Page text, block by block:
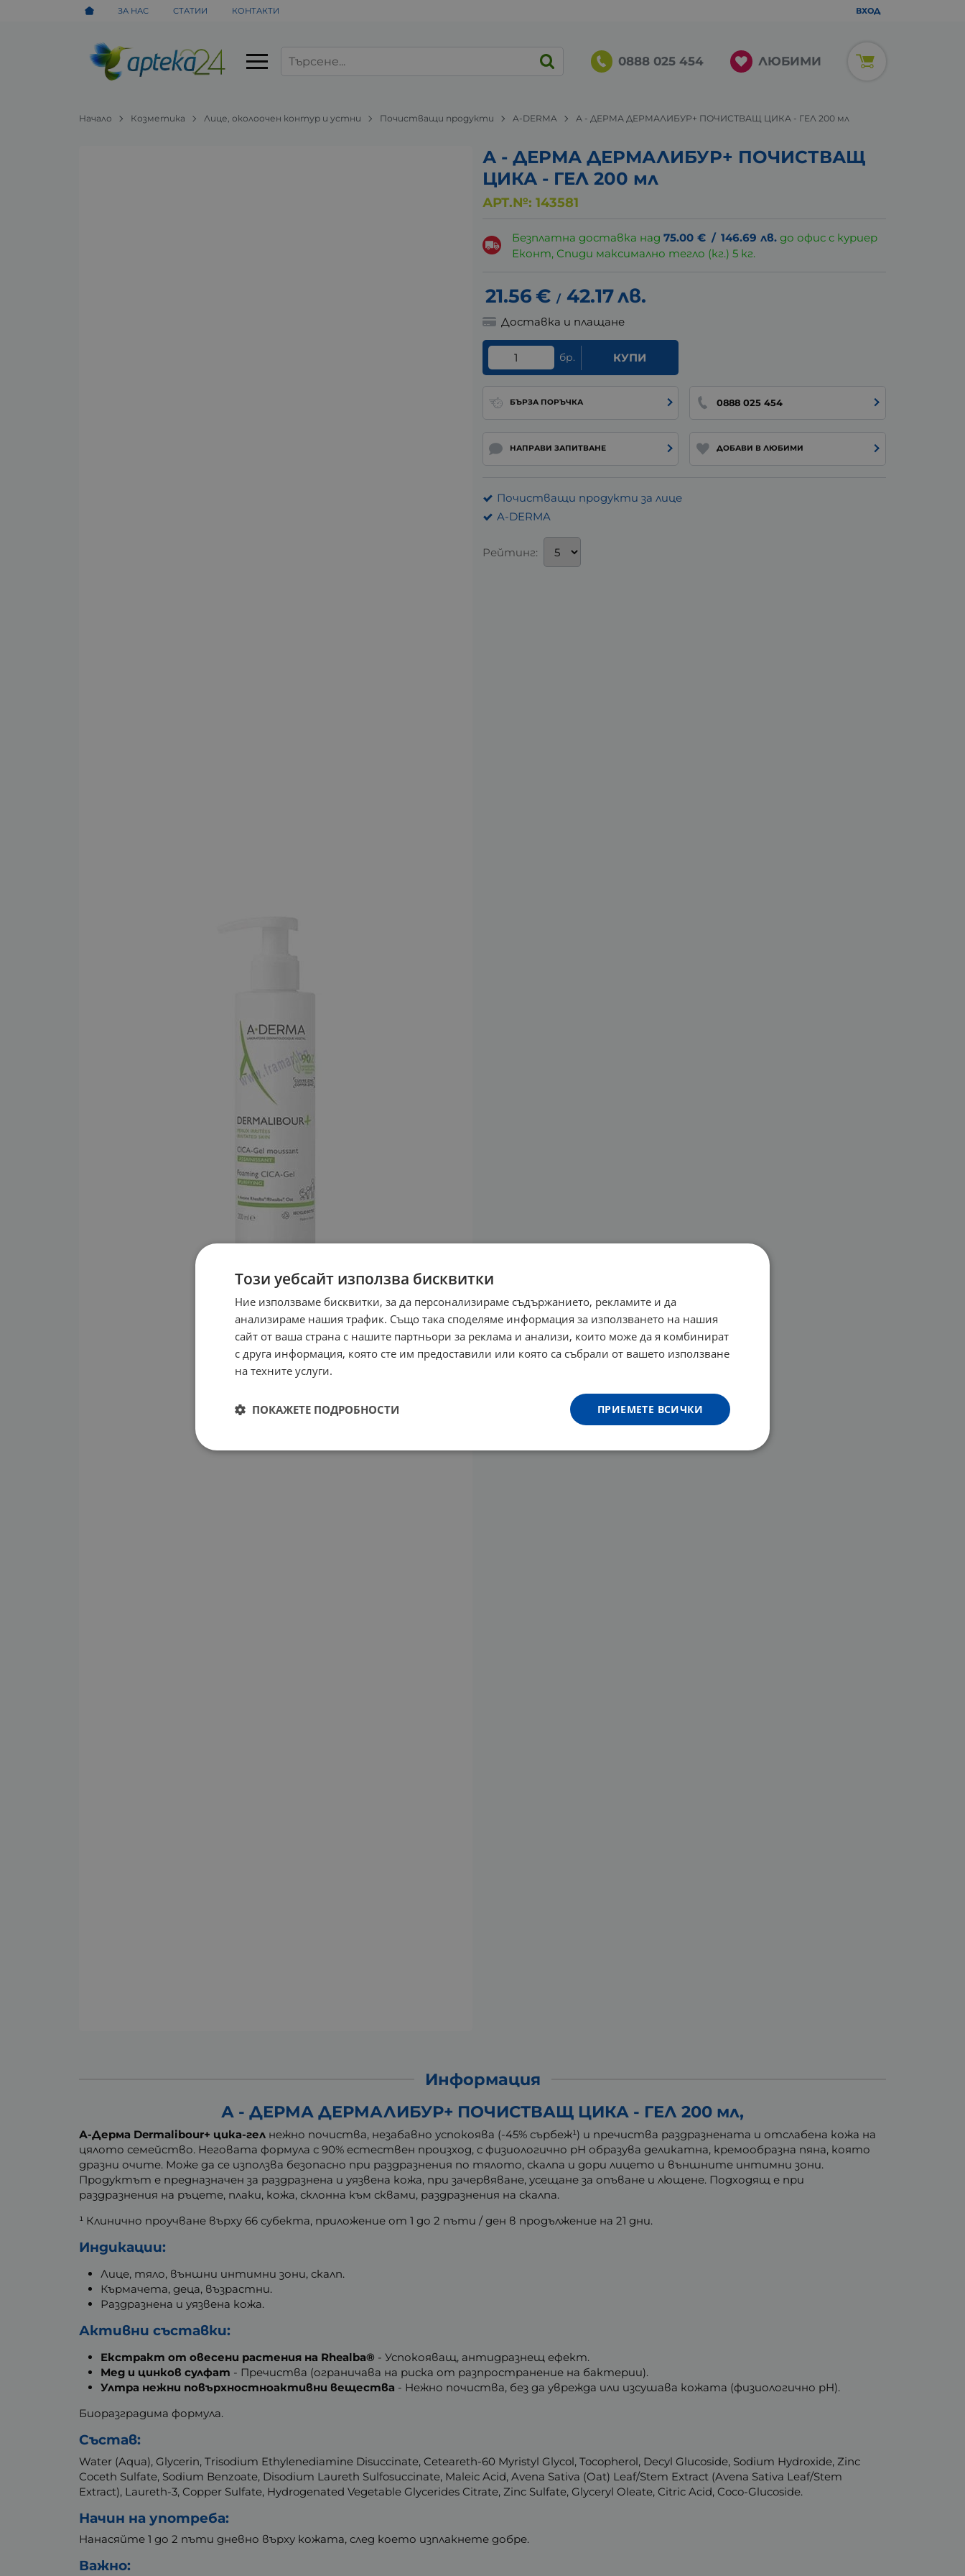
ЗА НАС СТАТИИ КОНТАКТИ ВХОД
0888 025 454 ЛЮБИМИ
Начало Козметика Лице, околоочен контур и устни Почистващи продукти A-DERMA А - ДЕРМА ДЕРМАЛИБУР+ ПОЧИСТВАЩ ЦИКА - ГЕЛ 200 мл
А - ДЕРМА ДЕРМАЛИБУР+ ПОЧИСТВАЩ
ЦИКА - ГЕЛ 200 мл
АРТ.№: 143581
Безплатна доставка над75.00 € / 146.69 лв. до офис с куриер
Еконт, Спиди максимално тегло (кг.) 5 кг.
21.56€ / 42.17лв.
Доставка и плащане
бр. КУПИ
БЪРЗА ПОРЪЧКА 0888 025 454
НАПРАВИ ЗАПИТВАНЕ ДОБАВИ В ЛЮБИМИ
Почистващи продукти за лице
A-DERMA
Рейтинг:
Информация
А - ДЕРМА ДЕРМАЛИБУР+ ПОЧИСТВАЩ ЦИКА - ГЕЛ 200 мл,
А-Дерма Dermalibour+ цика-гел нежно почиства, незабавно успокоява (-45% сърбеж¹) и пречиства раздразнената и отслабена кожа на
цялото семейство. Неговата формула с 90% естествен произход, с физиологично рН образува деликатна, кремообразна пяна, която
дразни очите. Може да се използва безопасно при раздразнения по тялото, скалпа и дори лицето и външните интимни зони.
Продуктът е предназначен за раздразнена и уязвена кожа, при зачервяване, усещане за опъване и лющене. Подходящ е при
раздразнения на ръцете, плаки, кожа, склонна към сквами, раздразнения на скалпа.
¹ Клинично проучване върху 66 субекта, приложение от 1 до 2 пъти / ден в продължение на 21 дни.
Индикации:
Лице, тяло, външни интимни зони, скалп.
Кърмачета, деца, възрастни.
Раздразнена и уязвена кожа.
Активни съставки:
Екстракт от овесени растения на Rhealba® - Успокояващ, антидразнещ ефект.
Мед и цинков сулфат - Пречиства (ограничава на риска от разпространение на бактерии).
Ултра нежни повърхностноактивни вещества - Нежно почиства, без да уврежда или изсушава кожата (физиологично pH).
Биоразградима формула.
Състав:
Water (Aqua), Glycerin, Trisodium Ethylenediamine Disuccinate, Ceteareth-60 Myristyl Glycol, Tocopherol, Decyl Glucoside, Sodium Hydroxide, Zinc
Coceth Sulfate, Sodium Benzoate, Disodium Laureth Sulfosuccinate, Maleic Acid, Avena Sativa (Oat) Leaf/Stem Extract (Avena Sativa Leaf/Stem
Extract), Laureth-3, Copper Sulfate, Hydrogenated Vegetable Glycerides Citrate, Zinc Sulfate, Glyceryl Oleate, Citric Acid, Coco-Glucoside.
Начин на употреба:
Нанасяйте 1 до 2 пъти дневно върху кожата, след което изплакнете добре.
Важно:
Този уебсайт използва бисквитки
Ние използваме бисквитки, за да персонализираме съдържанието, рекламите и да
анализираме нашия трафик. Също така споделяме информация за използването на нашия
сайт от ваша страна с нашите партньори за реклама и анализи, които може да я комбинират
с друга информация, която сте им предоставили или която са събрали от вашето използване
на техните услуги.
ПРИЕМЕТЕ ВСИЧКИ
ПОКАЖЕТЕ ПОДРОБНОСТИ